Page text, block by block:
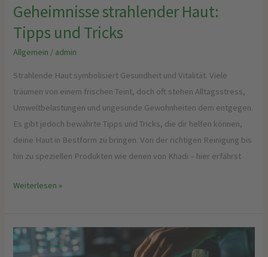
Geheimnisse strahlender Haut:
Tipps und Tricks
Allgemein / admin
Strahlende Haut symbolisiert Gesundheit und Vitalität. Viele
träumen von einem frischen Teint, doch oft stehen Alltagsstress,
Umweltbelastungen und ungesunde Gewohnheiten dem entgegen.
Es gibt jedoch bewährte Tipps und Tricks, die dir helfen können,
deine Haut in Bestform zu bringen. Von der richtigen Reinigung bis
hin zu speziellen Produkten wie denen von Khadi – hier erfährst
Weiterlesen »
Nachhaltige
Architektur: